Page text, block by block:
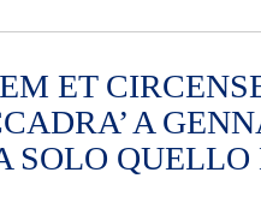
ET
A
QUELLO